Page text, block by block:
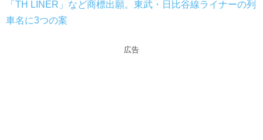
「TH LINER」など商標出願。東武・日比谷線ライナーの列
車名に3つの案
広告